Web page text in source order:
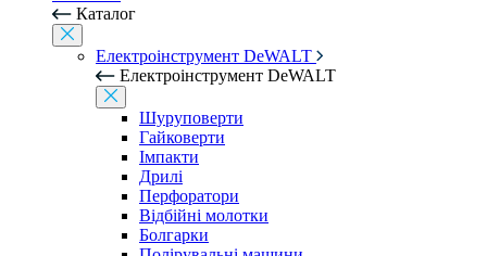
Каталог
Електроінструмент DeWALT
Електроінструмент DeWALT
Шуруповерти
Гайковерти
Імпакти
Дрилі
Перфоратори
Відбійні молотки
Болгарки